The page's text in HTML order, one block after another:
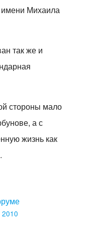
Михаила
так же и
стороны мало
а с
жизнь как
2010